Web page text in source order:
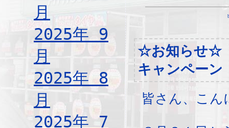
月
2025年 9
月
2025年 8
月
2025年 7
☆お知らせ☆
キャンペーン
皆さん、こん